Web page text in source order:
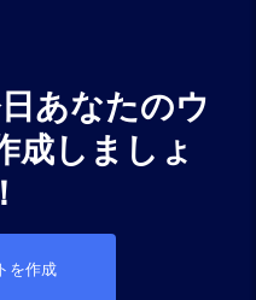
あなたのウ
成しましょ
を作成